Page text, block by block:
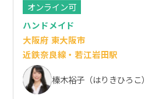
オンライン可
ハンドメイド
大阪府 東大阪市
近鉄奈良線・若江岩田駅
榛木裕子（はりきひろこ）